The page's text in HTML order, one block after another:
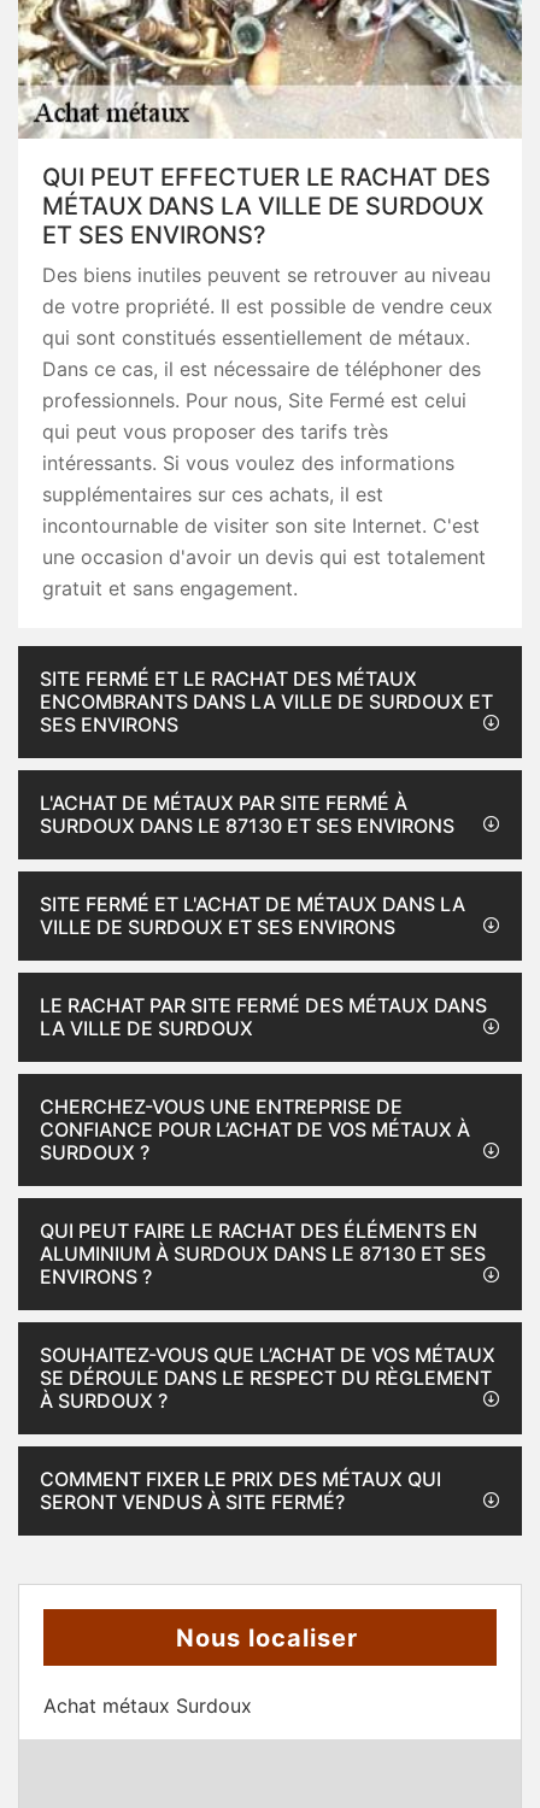
QUI PEUT EFFECTUER LE RACHAT DES
MÉTAUX DANS LA VILLE DE SURDOUX
ET SES ENVIRONS?
Des biens inutiles peuvent se retrouver au niveau
de votre propriété. Il est possible de vendre ceux
qui sont constitués essentiellement de métaux.
Dans ce cas, il est nécessaire de téléphoner des
professionnels. Pour nous, Site Fermé est celui
qui peut vous proposer des tarifs très
intéressants. Si vous voulez des informations
supplémentaires sur ces achats, il est
incontournable de visiter son site Internet. C'est
une occasion d'avoir un devis qui est totalement
gratuit et sans engagement.
SITE FERMÉ ET LE RACHAT DES MÉTAUX
ENCOMBRANTS DANS LA VILLE DE SURDOUX ET
SES ENVIRONS
L'ACHAT DE MÉTAUX PAR SITE FERMÉ À
SURDOUX DANS LE 87130 ET SES ENVIRONS
SITE FERMÉ ET L'ACHAT DE MÉTAUX DANS LA
VILLE DE SURDOUX ET SES ENVIRONS
LE RACHAT PAR SITE FERMÉ DES MÉTAUX DANS
LA VILLE DE SURDOUX
CHERCHEZ-VOUS UNE ENTREPRISE DE
CONFIANCE POUR L’ACHAT DE VOS MÉTAUX À
SURDOUX ?
QUI PEUT FAIRE LE RACHAT DES ÉLÉMENTS EN
ALUMINIUM À SURDOUX DANS LE 87130 ET SES
ENVIRONS ?
SOUHAITEZ-VOUS QUE L’ACHAT DE VOS MÉTAUX
SE DÉROULE DANS LE RESPECT DU RÈGLEMENT
À SURDOUX ?
COMMENT FIXER LE PRIX DES MÉTAUX QUI
SERONT VENDUS À SITE FERMÉ?
Nous localiser
Achat métaux Surdoux